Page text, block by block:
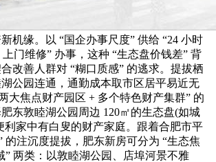
机缘。以 “国企办事尺度” 供给 “24 小时
门维修” 办事，这种 “生态盘价钱差” 背
改善人群对 “糊口质感” 的逃求。提拔栖
公园连通，通勤成本取市区居平易近无
大焦点财产园区 + 多个特色财产集群” 的
东敦睦湖公园周边 120㎡的生态盘(如城
利家中有白叟的财产家庭。跟着合肥市平
的注沉度提拔，肥东新房可分为 “生态焦
” 两类：以敦睦湖公园、店埠河景不雅